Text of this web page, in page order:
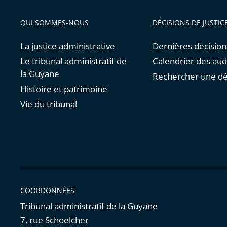
QUI SOMMES-NOUS
La justice administrative
Le tribunal administratif de
la Guyane
Histoire et patrimoine
Vie du tribunal
DÉCISIONS DE
Dernières
Calendrier des
Rechercher une
COORDONNÉES
Tribunal administratif de la Guyane
7, rue Schoelcher